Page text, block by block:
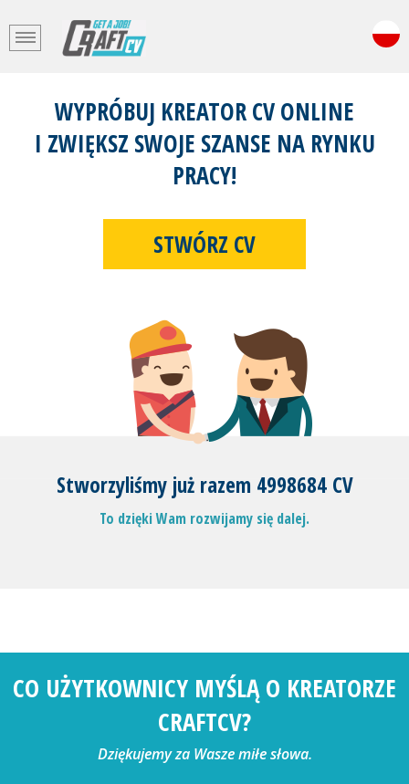
WYPRÓBUJ KREATOR CV ONLINE
I ZWIĘKSZ SWOJE SZANSE NA RYNKU
PRACY!
STWÓRZ CV
Stworzyliśmy już razem 4998684 CV
To dzięki Wam rozwijamy się dalej.
CO UŻYTKOWNICY MYŚLĄ O KREATORZE
CRAFTCV?
Dziękujemy za Wasze miłe słowa.